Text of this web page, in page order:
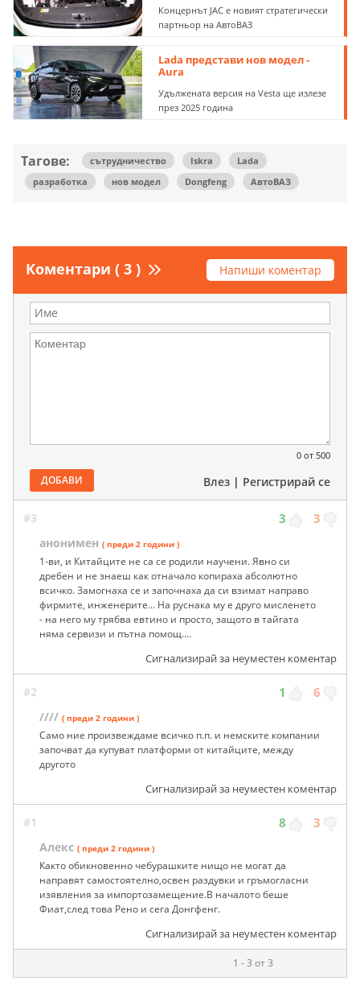
Концернът JAC e новият стратегически
партньор на АвтоВАЗ
Lada представи нов модел -
Aura
Удължената версия на Vesta ще излезе
през 2025 година
Тагове: сътрудничество Iskra
Lada
разработка
нов модел Dongfeng АвтоВАЗ
Коментари ( 3 ) Напиши коментар
0 от 500
ДОБАВИ Влез | Регистрирай се
#3 3 3
анонимен ( преди 2 години )
1-ви, и Китайците не са се родили научени. Явно си
дребен и не знаеш как отначало копираха абсолютно
всичко. Замогнаха се и започнаха да си взимат направо
фирмите, инженерите... На руснака му е друго мисленето
- на него му трябва евтино и просто, защото в тайгата
няма сервизи и пътна помощ....
Сигнализирай за неуместен коментар
#2 1 6
//// ( преди 2 години )
Само ние произвеждаме всичко п.п. и немските компании
започват да купуват платформи от китайците, между
другото
Сигнализирай за неуместен коментар
#1 8 3
Алекс ( преди 2 години )
Както обикновенно чебурашките нищо не могат да
направят самостоятелно,освен раздувки и гръмогласни
изявления за импортозамещение.В началото беше
Фиат,след това Рено и сега Донгфенг.
Сигнализирай за неуместен коментар
1 - 3 от 3